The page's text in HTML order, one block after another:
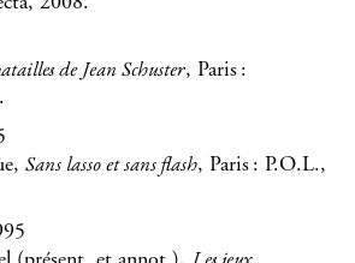
de Jean Schuster, Paris :
Sans lasso et sans flash, Paris : P.O.L.,